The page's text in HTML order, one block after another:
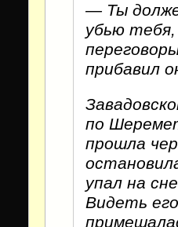
— Ты
убью
прибавил
по
прошла
упал на
Видеть